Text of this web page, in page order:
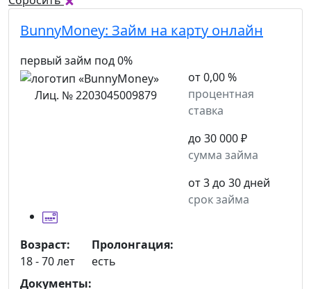
BunnyMoney: Займ на карту онлайн
первый займ под 0%
Лиц. № 2203045009879
от 0,00 %
процентная
ставка
до 30 000 ₽
сумма займа
от 3 до 30 дней
срок займа
Возраст:
18 - 70 лет
Пролонгация:
есть
Документы: